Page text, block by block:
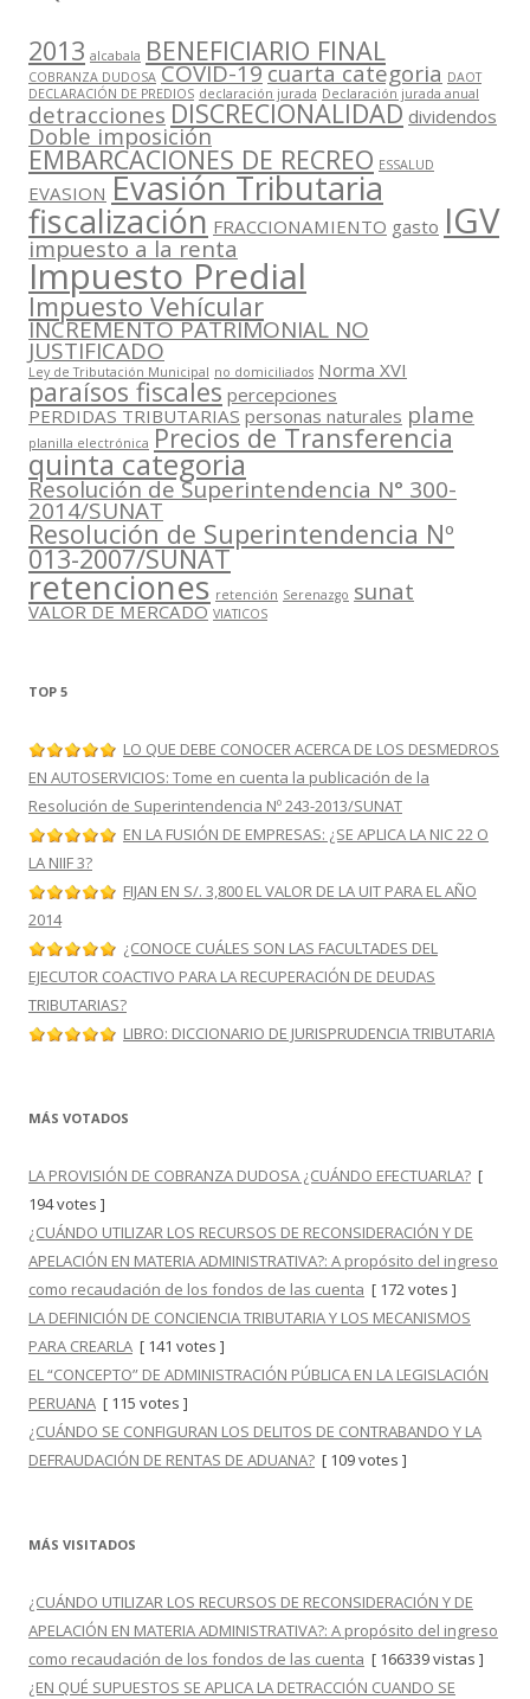
2013 alcabala BENEFICIARIO FINAL
COBRANZA DUDOSA COVID-19cuarta categoria DAOT
DECLARACIÓN DE PREDIOS declaración jurada Declaración jurada anual
detracciones DISCRECIONALIDAD dividendos
Doble imposición
EMBARCACIONES DE RECREO ESSALUD
EVASION Evasión Tributaria
fiscalización FRACCIONAMIENTO gasto IGV
impuesto a la renta
Impuesto Predial
Impuesto Vehícular
INCREMENTO PATRIMONIAL NO
JUSTIFICADO
Ley de Tributación Municipal no domiciliados Norma XVI
paraísos fiscales percepciones
PERDIDAS TRIBUTARIAS personas naturales plame
planilla electrónica Precios de Transferencia
quinta categoria
Resolución de Superintendencia N° 300-
2014/SUNAT
Resolución de Superintendencia Nº
013-2007/SUNAT
retenciones retención Serenazgo sunat
VALOR DE MERCADO VIATICOS
TOP 5
LO QUE DEBE CONOCER ACERCA DE LOS DESMEDROS
EN AUTOSERVICIOS: Tome en cuenta la publicación de la
Resolución de Superintendencia Nº 243-2013/SUNAT
EN LA FUSIÓN DE EMPRESAS: ¿SE APLICA LA NIC 22 O
LA NIIF 3?
FIJAN EN S/. 3,800 EL VALOR DE LA UIT PARA EL AÑO
2014
¿CONOCE CUÁLES SON LAS FACULTADES DEL
EJECUTOR COACTIVO PARA LA RECUPERACIÓN DE DEUDAS
TRIBUTARIAS?
LIBRO: DICCIONARIO DE JURISPRUDENCIA TRIBUTARIA
MÁS VOTADOS
LA PROVISIÓN DE COBRANZA DUDOSA ¿CUÁNDO EFECTUARLA? [
194 votes ]
¿CUÁNDO UTILIZAR LOS RECURSOS DE RECONSIDERACIÓN Y DE
APELACIÓN EN MATERIA ADMINISTRATIVA?: A propósito del ingreso
como recaudación de los fondos de las cuenta [ 172 votes ]
LA DEFINICIÓN DE CONCIENCIA TRIBUTARIA Y LOS MECANISMOS
PARA CREARLA [ 141 votes ]
EL “CONCEPTO” DE ADMINISTRACIÓN PÚBLICA EN LA LEGISLACIÓN
PERUANA [ 115 votes ]
¿CUÁNDO SE CONFIGURAN LOS DELITOS DE CONTRABANDO Y LA
DEFRAUDACIÓN DE RENTAS DE ADUANA? [ 109 votes ]
MÁS VISITADOS
¿CUÁNDO UTILIZAR LOS RECURSOS DE RECONSIDERACIÓN Y DE
APELACIÓN EN MATERIA ADMINISTRATIVA?: A propósito del ingreso
como recaudación de los fondos de las cuenta [ 166339 vistas ]
¿EN QUÉ SUPUESTOS SE APLICA LA DETRACCIÓN CUANDO SE